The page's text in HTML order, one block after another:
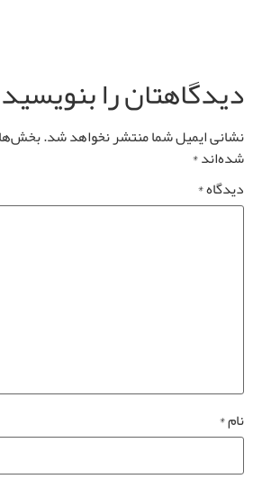
دیدگاهتان را بنویسید
نشانی ایمیل شما منتشر نخواهد شد.
شده‌اند*
دیدگاه*
نام*